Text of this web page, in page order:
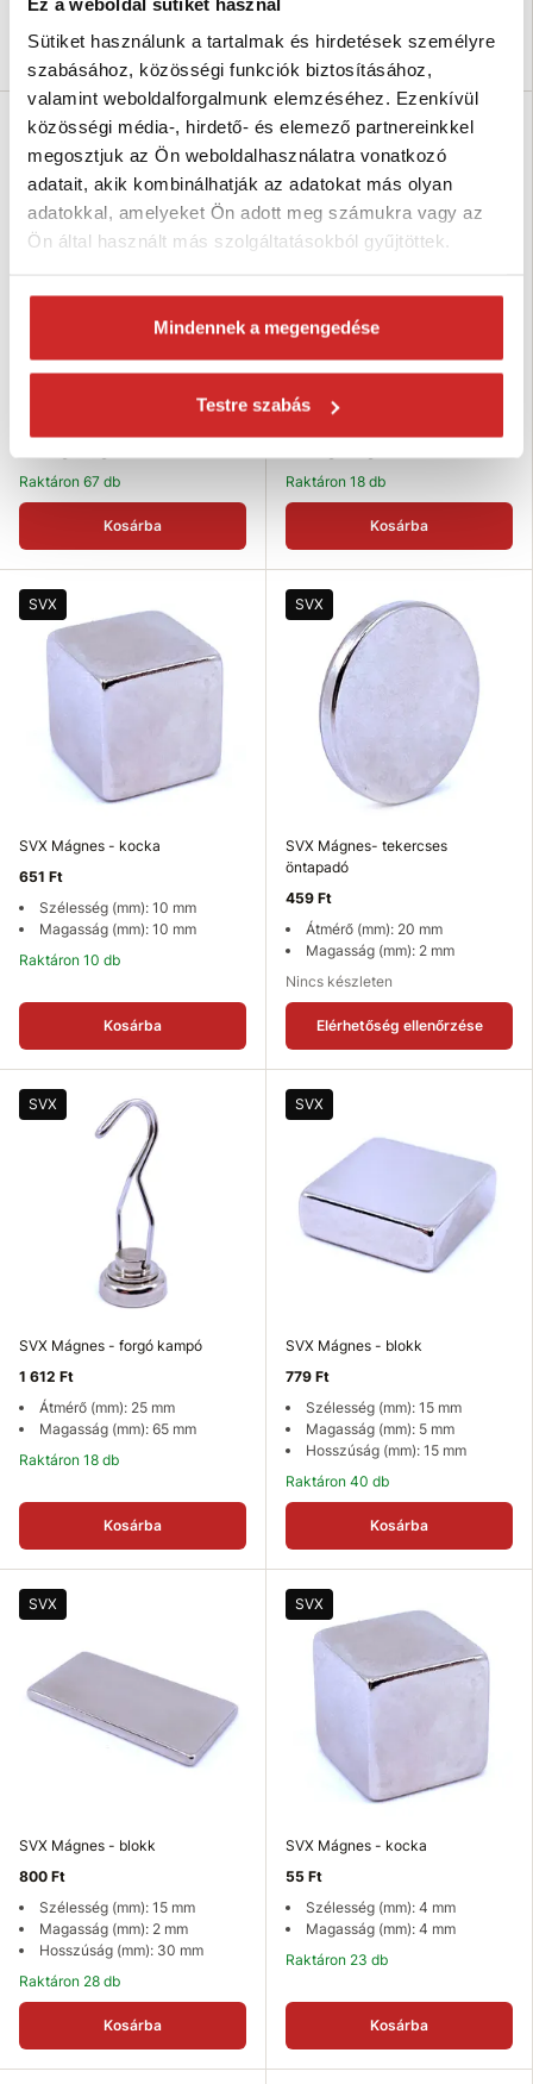
Sütiket használunk a tartalmak és hirdetések személyre
szabásához, közösségi funkciók biztosításához,
valamint weboldalforgalmunk elemzéséhez. Ezenkívül
közösségi média-, hirdető- és elemező partnereinkkel
megosztjuk az Ön weboldalhasználatra vonatkozó
adatait, akik kombinálhatják az adatokat más olyan
adatokkal, amelyeket Ön adott meg számukra vagy az
Ön által használt más szolgáltatásokból gyűjtöttek.
Mindennek a megengedése
Testre szabás
Kosárba Kosárba
SVX
Raktáron 67 db
Kosárba
SVX
538 Ft
Raktáron 18 db
Kosárba
SVX
SVX Mágnes - kocka
651 Ft
Szélesség (mm): 10 mm
Magasság (mm): 10 mm
Raktáron 10 db
Kosárba
SVX
SVX Mágnes- tekercses
öntapadó
459 Ft
Átmérő (mm): 20 mm
Magasság (mm): 2 mm
Nincs készleten
Elérhetőség ellenőrzése
SVX
SVX Mágnes - forgó kampó
1 612 Ft
Átmérő (mm): 25 mm
Magasság (mm): 65 mm
Raktáron 18 db
Kosárba
SVX
SVX Mágnes - blokk
779 Ft
Szélesség (mm): 15 mm
Magasság (mm): 5 mm
Hosszúság (mm): 15 mm
Raktáron 40 db
Kosárba
SVX
SVX Mágnes - blokk
800 Ft
Szélesség (mm): 15 mm
Magasság (mm): 2 mm
Hosszúság (mm): 30 mm
Raktáron 28 db
Kosárba
SVX
SVX Mágnes - kocka
55 Ft
Szélesség (mm): 4 mm
Magasság (mm): 4 mm
Raktáron 23 db
Kosárba